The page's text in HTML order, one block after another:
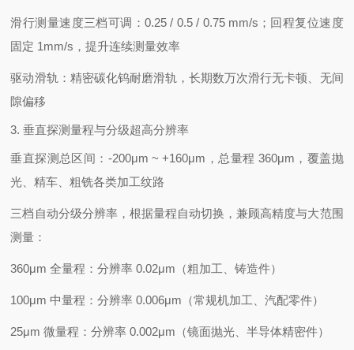
滑行测量速度三档可调：0.25 / 0.5 / 0.75 mm/s；回程复位速度
固定 1mm/s，提升连续测量效率
驱动滑轨：精密碳化钨耐磨滑轨，长期数万次滑行无卡顿、无间
隙偏移
3. 垂直探测量程与分级超高分辨率
垂直探测总区间：-200μm ~ +160μm，总量程 360μm，覆盖抛
光、精车、粗铣各类加工纹路
三档自动分级分辨率，根据量程自动切换，兼顾高精度与大范围
测量：
360μm 全量程：分辨率 0.02μm（粗加工、铸造件）
100μm 中量程：分辨率 0.006μm（常规机加工、汽配零件）
25μm 微量程：分辨率 0.002μm（镜面抛光、半导体精密件）